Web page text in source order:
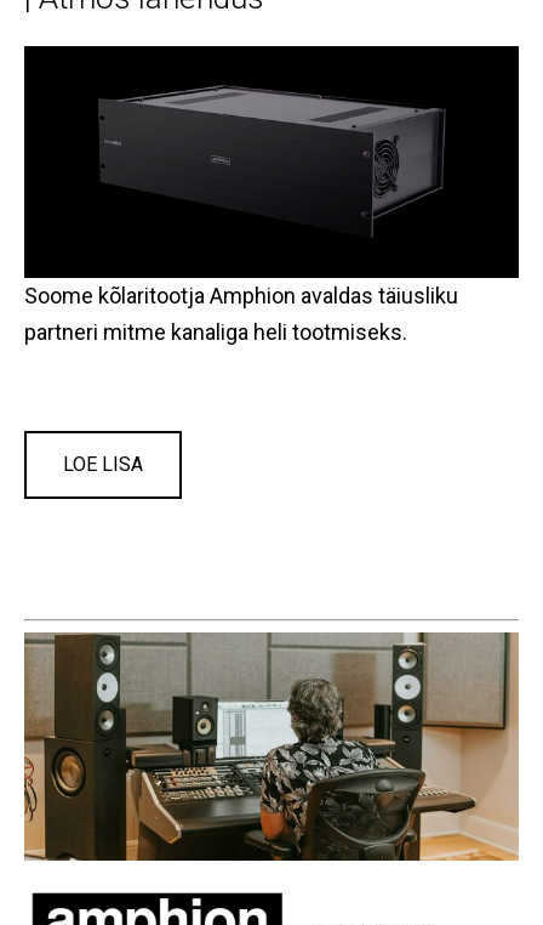
Soome kõlaritootja Amphion avaldas täiusliku
partneri mitme kanaliga heli tootmiseks.
LOE LISA